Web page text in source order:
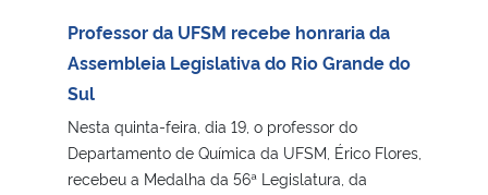
Professor da UFSM recebe honraria da
Assembleia Legislativa do Rio Grande do
Sul
Nesta quinta-feira, dia 19, o professor do
Departamento de Química da UFSM, Érico Flores,
recebeu a Medalha da 56ª Legislatura, da